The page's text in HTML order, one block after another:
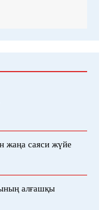
жаңа саяси жүйе
алғашқы